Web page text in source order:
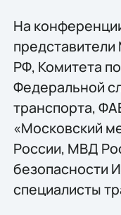
На
РФ, Комитета
Федеральной
транспорта,
«Московский
России, МВД
безопасности
специалисты